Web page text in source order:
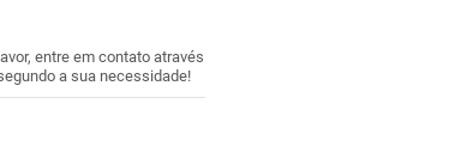
entre em contato através
a sua necessidade!